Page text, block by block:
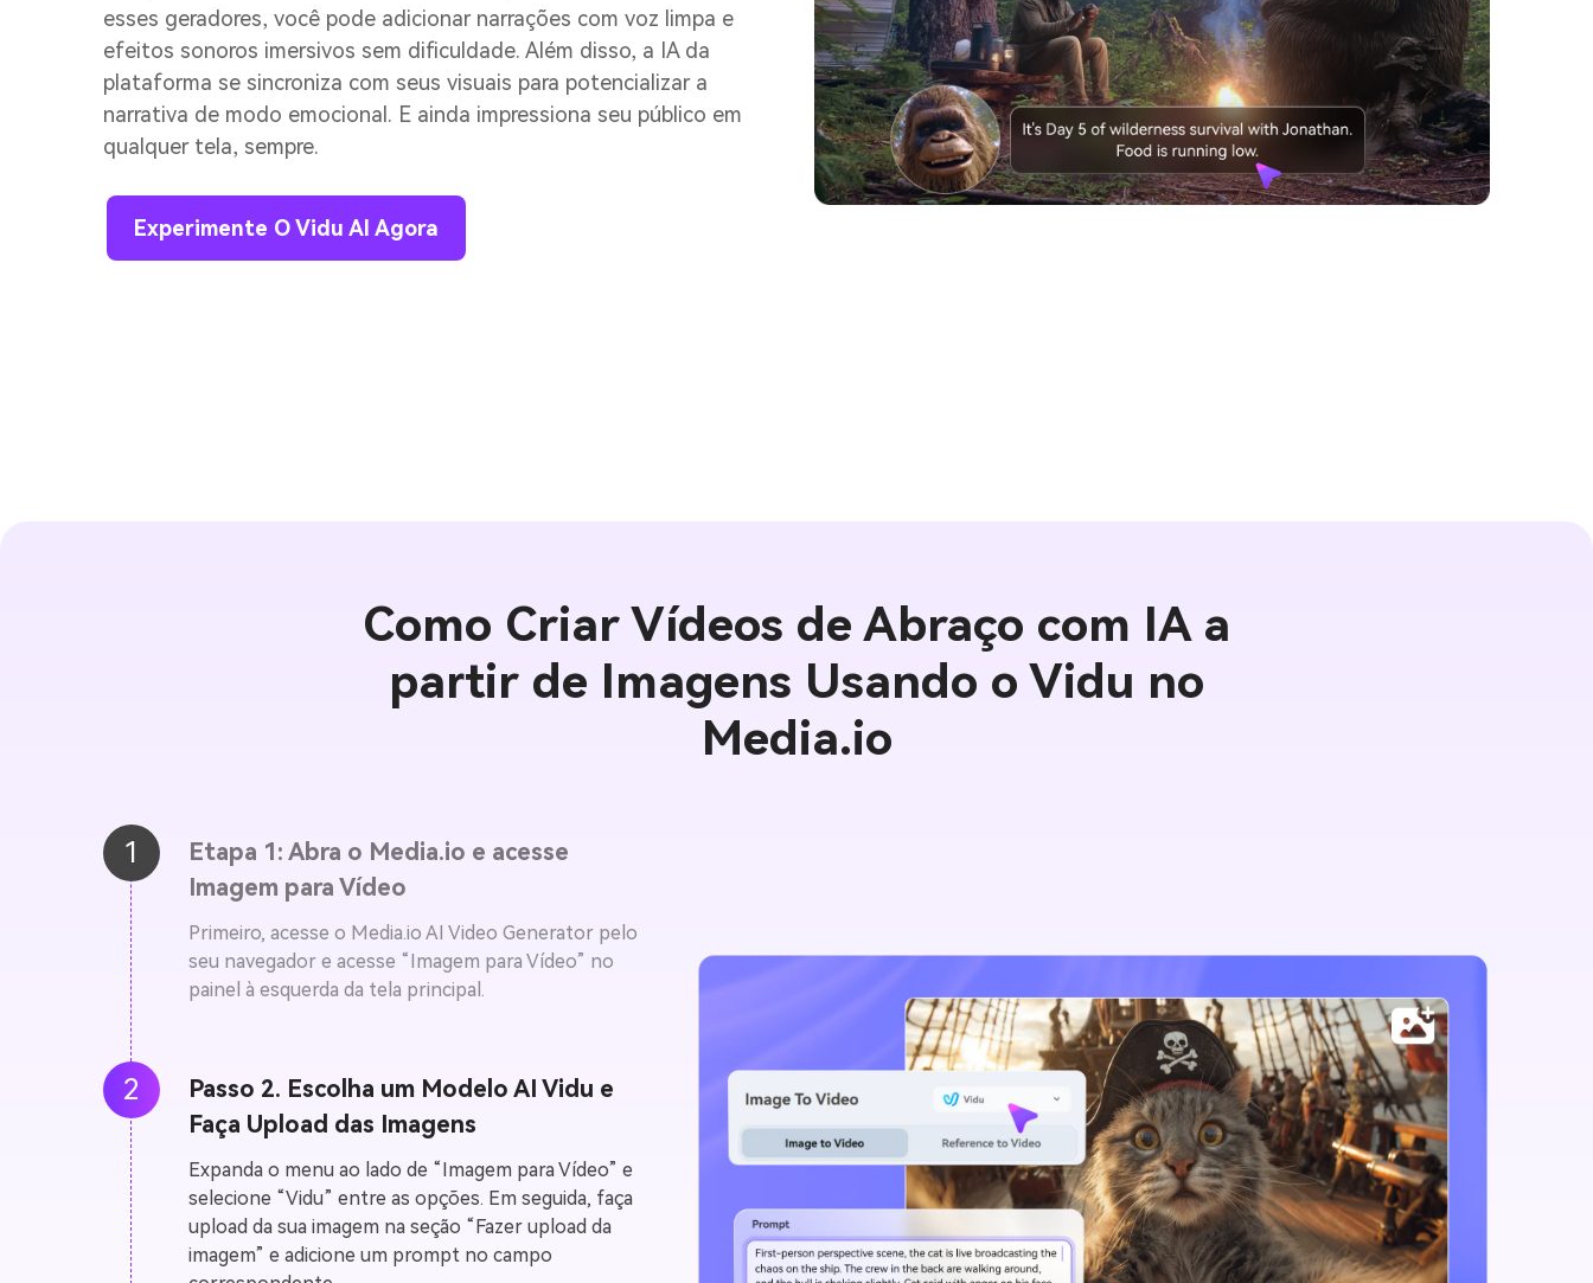
esses geradores, você pode adicionar narrações com voz limpa e
efeitos sonoros imersivos sem dificuldade. Além disso, a IA da
plataforma se sincroniza com seus visuais para potencializar a
narrativa de modo emocional. E ainda impressiona seu público em
qualquer tela, sempre.
Experimente O Vidu AI Agora
Como Criar Vídeos de Abraço com IA a
partir de Imagens Usando o Vidu no
Media.io
1
Etapa 1: Abra o Media.io e acesse
Imagem para Vídeo
Primeiro, acesse o Media.io AI Video Generator pelo
seu navegador e acesse “Imagem para Vídeo” no
painel à esquerda da tela principal.
2
Passo 2. Escolha um Modelo AI Vidu e
Faça Upload das Imagens
Expanda o menu ao lado de “Imagem para Vídeo” e
selecione “Vidu” entre as opções. Em seguida, faça
upload da sua imagem na seção “Fazer upload da
imagem” e adicione um prompt no campo